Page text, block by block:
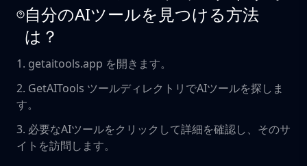
自分のAIツールを見つける方法
は？
1. getaitools.app を開きます。
2. GetAITools ツールディレクトリでAIツールを探しま
す。
3. 必要なAIツールをクリックして詳細を確認し、そのサ
イトを訪問します。